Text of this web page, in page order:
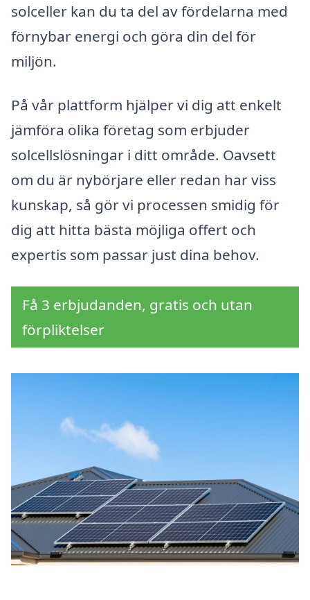
solceller kan du ta del av fördelarna med
förnybar energi och göra din del för
miljön.
På vår plattform hjälper vi dig att enkelt
jämföra olika företag som erbjuder
solcellslösningar i ditt område. Oavsett
om du är nybörjare eller redan har viss
kunskap, så gör vi processen smidig för
dig att hitta bästa möjliga offert och
expertis som passar just dina behov.
Få 3 erbjudanden, gratis och utan
förpliktelser